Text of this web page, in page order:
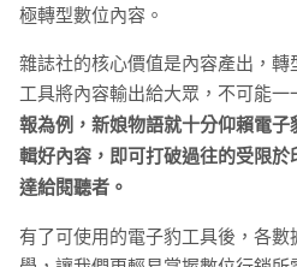
極轉型數位內容。
雜誌社的核心價值是內容產出，
工具將內容輸出給大眾，不可能一
報為例，新娘物語就十分仰賴電
輯好內容，即可打破過往的受限
達給閱聽者。
有了可使用的電子豹工具後，各